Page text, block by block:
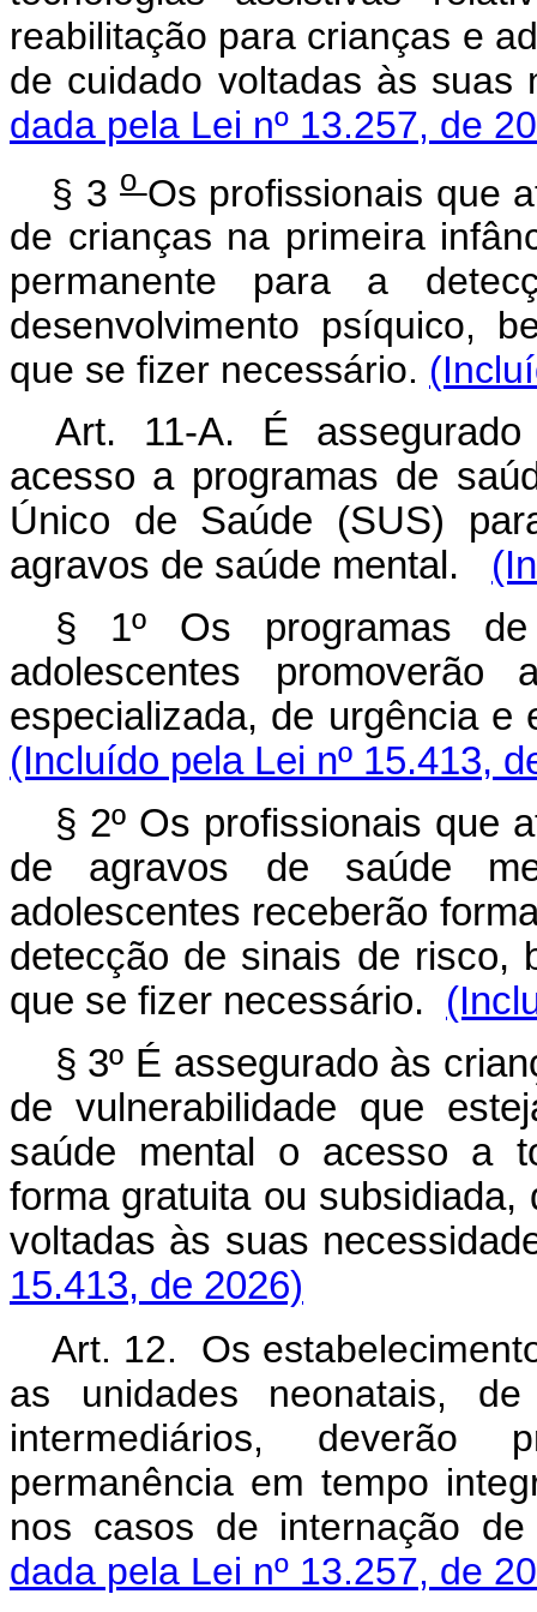
reabilitação para crianças e
de cuidado voltadas às
dada pela Lei nº 13.257, de
§ 3o Os profissionais que
de crianças na primeira
permanente para a
desenvolvimento psíquico,
que se fizer necessário.
Art. 11-A. É
acesso a programas de
Único de Saúde (SUS)
agravos de saúde mental.
§ 1º Os programas
adolescentes
especializada, de urgência
(Incluído pela Lei nº 15.413,
§ 2º Os profissionais que
de agravos de saúde
adolescentes receberão
detecção de sinais de risco,
que se fizer necessário.
§ 3º É assegurado às
de vulnerabilidade que
saúde mental o acesso a
forma gratuita ou
voltadas às suas
15.413, de 2026)
Art. 12. Os
as unidades neonatais,
intermediários, deverão
permanência em tempo
nos casos de internação
dada pela Lei nº 13.257, de